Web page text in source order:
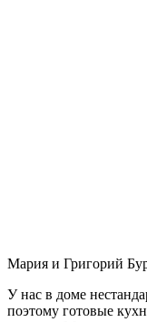
Мария и Григорий
У нас в доме
поэтому готовые